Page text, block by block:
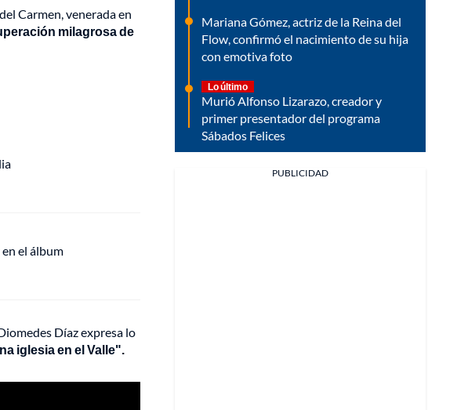
Carmen, venerada en
milagrosa de
el álbum
Díaz expresa lo
iglesia en el Valle".
Mariana Gómez, actriz de la Reina del
Flow, confirmó el nacimiento de su hija
con emotiva foto
Lo último
Murió Alfonso Lizarazo, creador y
primer presentador del programa
Sábados Felices
PUBLICIDAD